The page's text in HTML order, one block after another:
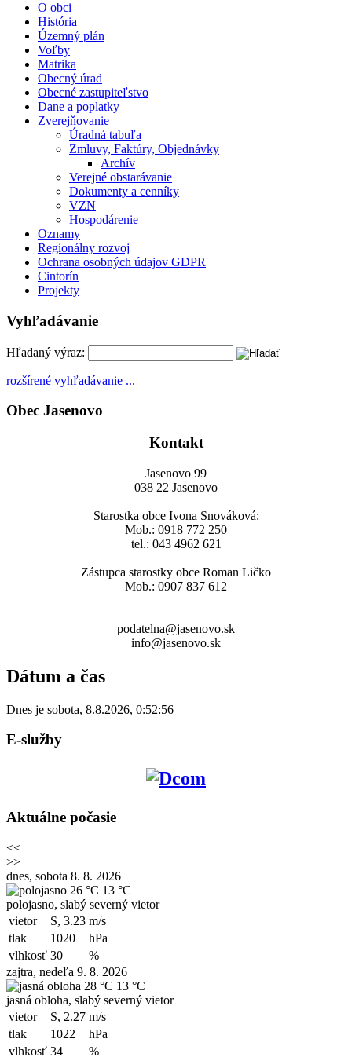
O obci
História
Územný plán
Voľby
Matrika
Obecný úrad
Obecné zastupiteľstvo
Dane a poplatky
Zverejňovanie
Úradná tabuľa
Zmluvy, Faktúry, Objednávky
Archív
Verejné obstarávanie
Dokumenty a cenníky
VZN
Hospodárenie
Oznamy
Regionálny rozvoj
Ochrana osobných údajov GDPR
Cintorín
Projekty
Vyhľadávanie
Hľadaný výraz:
rozšírené vyhľadávanie ...
Obec Jasenovo
Kontakt
Jasenovo 99
038 22 Jasenovo
Starostka obce Ivona Snováková:
Mob.: 0918 772 250
tel.: 043 4962 621
Zástupca starostky obce Roman Ličko
Mob.: 0907 837 612
podatelna@jasenovo.sk
info@jasenovo.sk
Dátum a čas
Dnes je sobota, 8.8.2026, 0:52:56
E-služby
Aktuálne počasie
<<
>>
dnes, sobota 8. 8. 2026
26 °C 13 °C
polojasno, slabý severný vietor
vietor
S, 3.23 m/s
tlak
1020
hPa
vlhkosť 30
%
zajtra, nedeľa 9. 8. 2026
28 °C 13 °C
jasná obloha, slabý severný vietor
vietor
S, 2.27 m/s
tlak
1022
hPa
vlhkosť 34 %